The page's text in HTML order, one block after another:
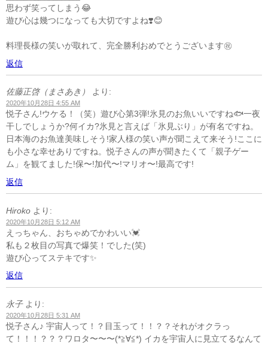
思わず笑ってしまう😂
遊び心は幾つになっても大切ですよね❣️😊
料理長様の笑いが取れて、完全勝利おめでとうございます㊗️
返信
佐藤正啓（まさあき） より:
2020年10月28日 4:55 AM
悦子さん!ウケる！（笑）遊び心第3弾!氷見のお魚いいですね🐟一夜
干しでしょうか?何イカ?氷見と言えば「氷見ぶり」が有名ですね。
日本海のお魚達美味しそう!家人様の笑い声が聞こえて来そう!ここに
も小さな幸せありですね。悦子さんの声が聞きたくて「親子ゲー
ム」を観てました!保〜!加代〜!マリオ〜!最高です!
返信
Hiroko より:
2020年10月28日 5:12 AM
えっちゃん、おちゃめでかわいい💓
私も２枚目の写真で爆笑！でした(笑)
遊び心ってステキです✨
返信
永子 より:
2020年10月28日 5:31 AM
悦子さん♪ 宇宙人って！？目玉って！！？？それがオクラっ
て！！！？？？ワロタ〜〜〜(*≧∀≦*) イカを宇宙人に見立てるなんて